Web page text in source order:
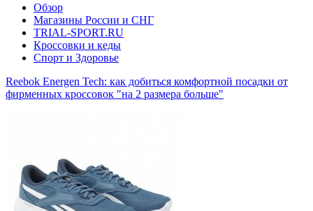
Обзор
Магазины России и СНГ
TRIAL-SPORT.RU
Кроссовки и кеды
Спорт и Здоровье
Reebok Energen Tech: как добиться комфортной посадки от
фирменных кроссовок "на 2 размера больше"